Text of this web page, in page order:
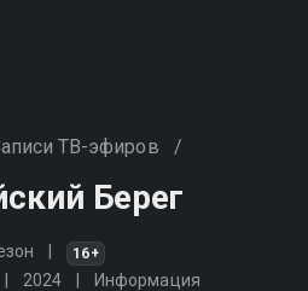
ТВ-эфиров /
Берег
16+
2024 Информация